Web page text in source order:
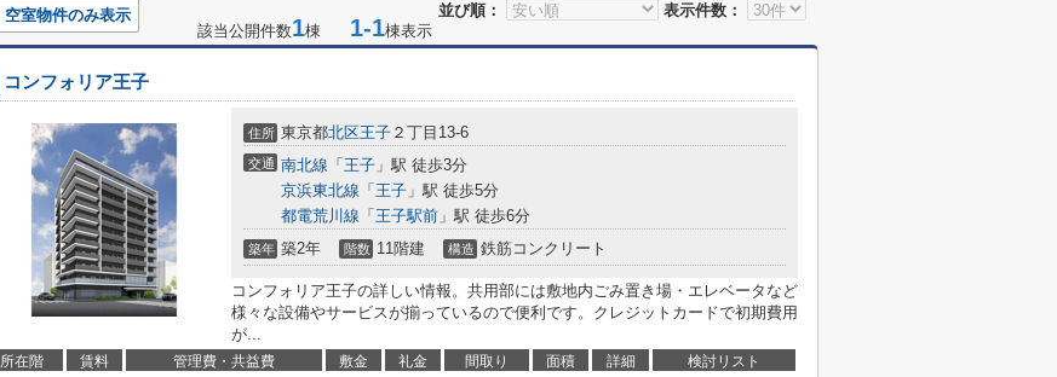
並び順： 表示件数：
空室物件のみ表示
該当公開件数1棟 1-1棟表示
コンフォリア王子
住所 東京都北区王子 ２丁目13-6
交通 南北線 「 王子 」駅 徒歩3分
京浜東北線 「 王子 」駅 徒歩5分
都電荒川線 「 王子駅前 」駅 徒歩6分
築年 築2年 階数 11階建 構造 鉄筋コンクリート
コンフォリア王子の詳しい情報。共用部には敷地内ごみ置き場・エレベータなど
様々な設備やサービスが揃っているので便利です。クレジットカードで初期費用
が...
所在階 賃料 管理費・共益費 敷金 礼金 間取り 面積 詳細 検討リスト